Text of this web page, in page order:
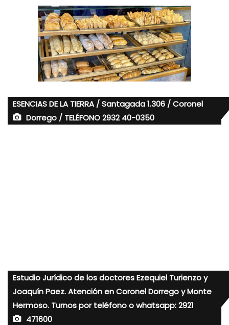
ESENCIAS DE LA TIERRA / Santagada 1.306 / Coronel
Dorrego / TELÉFONO 2932 40-0350
Estudio Jurídico de los doctores Ezequiel Turienzo y
Joaquín Paez. Atención en Coronel Dorrego y Monte
Hermoso. Turnos por teléfono o whatsapp: 2921
471600